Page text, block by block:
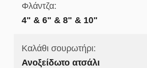
Φλάντζα:
4" & 6" & 8" & 10"
Καλάθι σουρωτήρι:
Ανοξείδωτο ατσάλι